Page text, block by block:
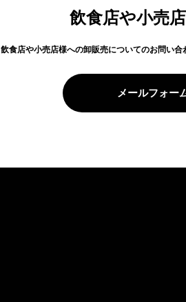
飲食店や小売
飲食店や小売店様への卸販売についてのお問い合
メールフォー